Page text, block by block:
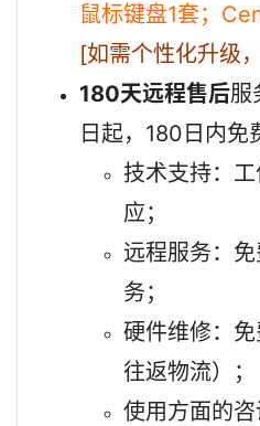
鼠标键盘1套；
[如需个性化升级
180天远程售后服
日起，180日内免
技术支持：
应；
远程服务：
务；
硬件维修：
往返物流）；
使用方面的咨